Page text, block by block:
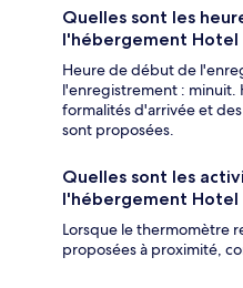
Quelles sont les
l'hébergement Hotel
Heure de début de
l'enregistrement : minuit.
formalités d'arrivée et
sont proposées.
Quelles sont les
l'hébergement Hotel
Lorsque le thermomètre
proposées à proximité,